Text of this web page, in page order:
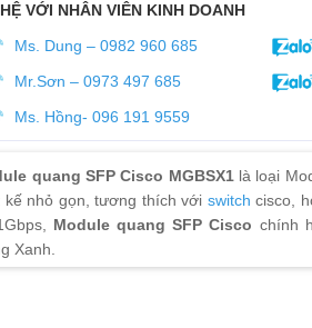
VỚI NHÂN VIÊN KINH DOANH
Ms. Dung – 0982 960 685
Mr.Sơn – 0973 497 685
Ms. Hồng- 096 191 9559
quang SFP Cisco MGBSX1là loại
kế nhỏ gọn, tương thích với switch cisco,
Module quang SFP Cisco chính
Xanh.